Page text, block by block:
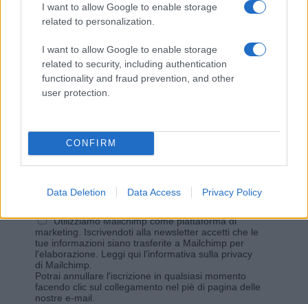
I want to allow Google to enable storage
related to personalization.
I want to allow Google to enable storage
related to security, including authentication
functionality and fraud prevention, and other
user protection.
CONFIRM
Data Deletion Data Access Privacy Policy
Vuoi rimanere sempre aggiornato?
Iscriviti alla newsletter di Gallura Oggi e ricevi le nostre
*
Utilizziamo Mailchimp come piattaforma di
marketing. Iscrivendoti alla newsletter accetti che le
tue informazioni siano trasferite a Mailchimp per
l'elaborazione. Leggi qui l'informativa sulla privacy
di Mailchimp
Potrai annullare l'iscrizione in qualsiasi momento
facendo clic sul collegamento nel piè di pagina delle
nostre e-mail.